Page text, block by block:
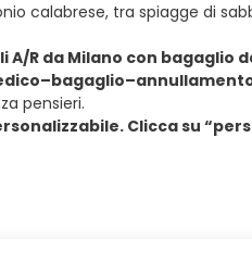
calabrese, tra spiagge di
A/R da Milano con
pensieri.
Clicca su